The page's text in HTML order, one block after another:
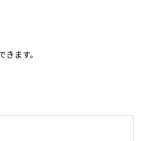
ます。